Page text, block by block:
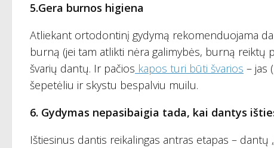
5.Gera burnos higiena
Atliekant ortodontinį gydymą rekomenduojama
burną (jei tam atlikti nėra galimybės, burną
švarių dantų. Ir pačios kapos turi būti švarios – jas
šepetėliu ir skystu bespalviu muilu.
6. Gydymas nepasibaigia tada, kai dantys
Ištiesinus dantis reikalingas antras etapas – dantų